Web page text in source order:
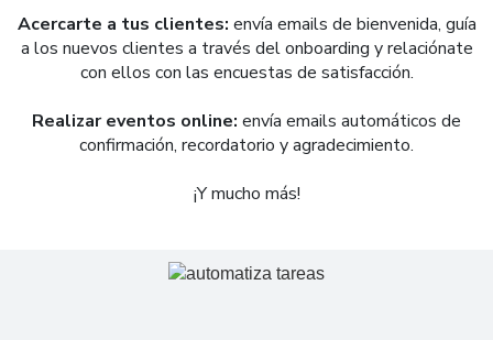
Acercarte a tus clientes: envía emails de bienvenida, guía
a los nuevos clientes a través del onboarding y relaciónate
con ellos con las encuestas de satisfacción.
Realizar eventos online: envía emails automáticos de
confirmación, recordatorio y agradecimiento.
¡Y mucho más!